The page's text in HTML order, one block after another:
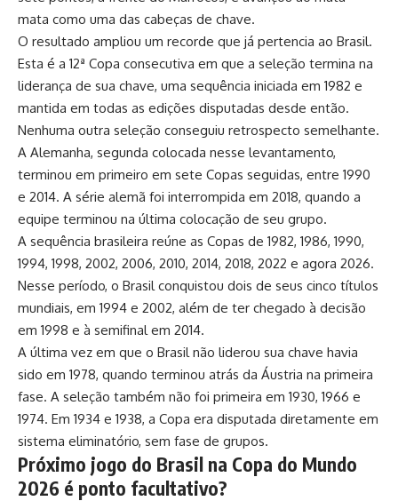
mata como uma das cabeças de chave.
O resultado ampliou um recorde que já pertencia ao Brasil.
Esta é a 12ª Copa consecutiva em que a seleção termina na
liderança de sua chave, uma sequência iniciada em 1982 e
mantida em todas as edições disputadas desde então.
Nenhuma outra seleção conseguiu retrospecto semelhante.
A Alemanha, segunda colocada nesse levantamento,
terminou em primeiro em sete Copas seguidas, entre 1990
e 2014. A série alemã foi interrompida em 2018, quando a
equipe terminou na última colocação de seu grupo.
A sequência brasileira reúne as Copas de 1982, 1986, 1990,
1994, 1998, 2002, 2006, 2010, 2014, 2018, 2022 e agora 2026.
Nesse período, o Brasil conquistou dois de seus cinco títulos
mundiais, em 1994 e 2002, além de ter chegado à decisão
em 1998 e à semifinal em 2014.
A última vez em que o Brasil não liderou sua chave havia
sido em 1978, quando terminou atrás da Áustria na primeira
fase. A seleção também não foi primeira em 1930, 1966 e
1974. Em 1934 e 1938, a Copa era disputada diretamente em
sistema eliminatório, sem fase de grupos.
Próximo jogo do Brasil na Copa do Mundo
2026 é ponto facultativo?